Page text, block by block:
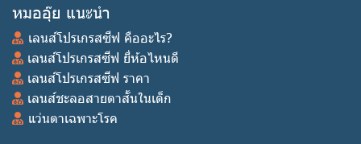
หมออุ๊ย แนะนำ
เลนส์โปรเกรสซีฟ คืออะไร?
เลนส์โปรเกรสซีฟ ยี่ห้อไหนดี
เลนส์โปรเกรสซีฟ ราคา
เลนส์ชะลอสายตาสั้นในเด็ก
แว่นตาเฉพาะโรค